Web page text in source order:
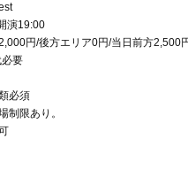
演19:00
円/後方エリア0円/当日前方2,500
要
必須
制限あり。